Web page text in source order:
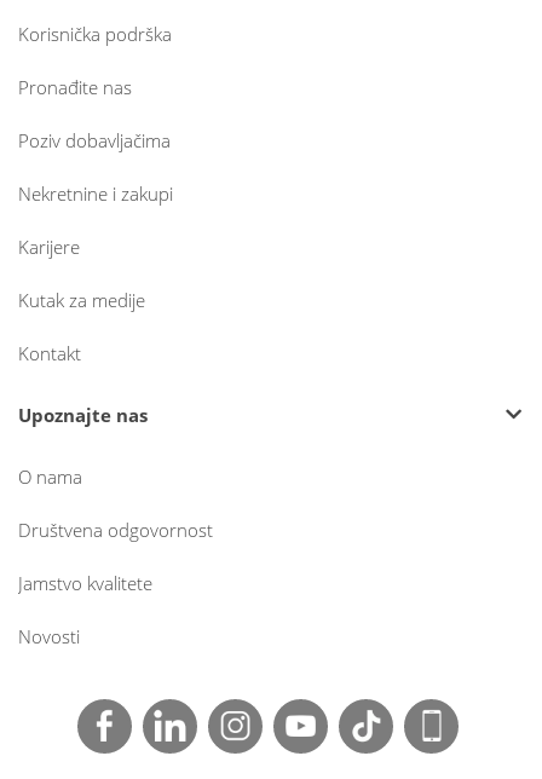
Korisnička podrška
Pronađite nas
Poziv dobavljačima
Nekretnine i zakupi
Karijere
Kutak za medije
Kontakt
Upoznajte nas
O nama
Društvena odgovornost
Jamstvo kvalitete
Novosti